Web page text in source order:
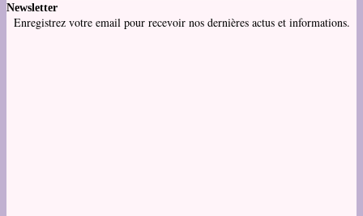
Newsletter
Enregistrez votre email pour recevoir nos dernières actus et informations.